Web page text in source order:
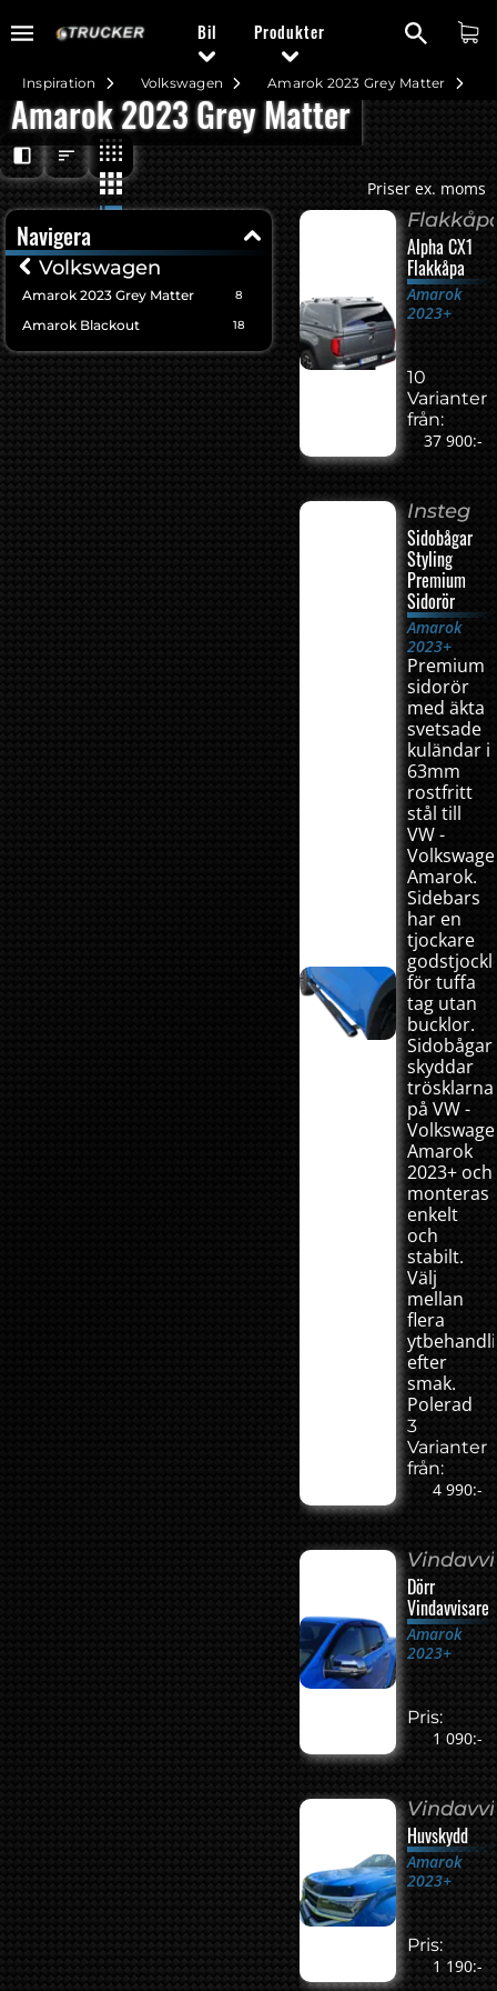
Bil Produkter
Amarok 2023 Grey Matter
Volkswagen
Inspiration
Amarok 2023 Grey Matter
Priser ex. moms
Navigera
Volkswagen
Amarok 2023 Grey Matter 8
Amarok Blackout 18
Alpha CX1
Flakkåpa
Amarok
2023+
10
Varianter
från:
37 900:-
Insteg
Sidobågar
Styling
Premium
Sidorör
Amarok
2023+
Premium
sidorör
med äkta
svetsade
kuländar i
63mm
rostfritt
stål till
VW -
Amarok.
Sidebars
har en
tjockare
för tuffa
tag utan
bucklor.
skyddar
trösklarna
på VW -
Amarok
2023+ och
monteras
enkelt
och
stabilt.
Välj
mellan
flera
efter
smak.
Polerad
3
Varianter
från:
4 990:-
Dörr
Vindavvisare
Amarok
2023+
Pris:
1 090:-
Huvskydd
Amarok
2023+
Pris:
1 190:-